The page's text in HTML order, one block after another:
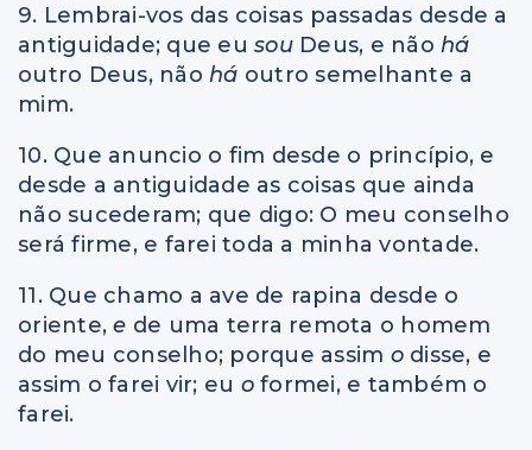
9. Lembrai-vos das coisas passadas desde a
antiguidade; que eu sou Deus, e não há
outro Deus, não há outro semelhante a
mim.
10. Que anuncio o fim desde o princípio, e
desde a antiguidade as coisas que ainda
não sucederam; que digo: O meu conselho
será firme, e farei toda a minha vontade.
11. Que chamo a ave de rapina desde o
oriente,e de uma terra remota o homem
do meu conselho; porque assim o disse, e
assim o farei vir; eu o formei, e também o
farei.